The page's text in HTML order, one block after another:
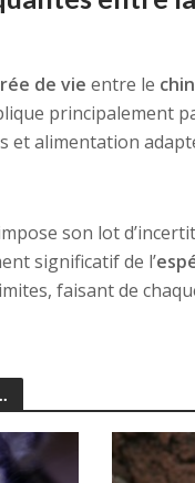
de vie entre le
principalement
et alimentation
son lot
significatif de l’
faisant de